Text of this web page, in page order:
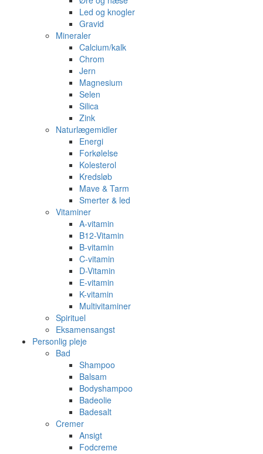
Led og knogler
Gravid
Mineraler
Calcium/kalk
Chrom
Jern
Magnesium
Selen
Silica
Zink
Naturlægemidler
Energi
Forkølelse
Kolesterol
Kredsløb
Mave & Tarm
Smerter & led
Vitaminer
A-vitamin
B12-Vitamin
B-vitamin
C-vitamin
D-Vitamin
E-vitamin
K-vitamin
Multivitaminer
Spirituel
Eksamensangst
Personlig pleje
Bad
Shampoo
Balsam
Bodyshampoo
Badeolie
Badesalt
Cremer
Ansigt
Fodcreme